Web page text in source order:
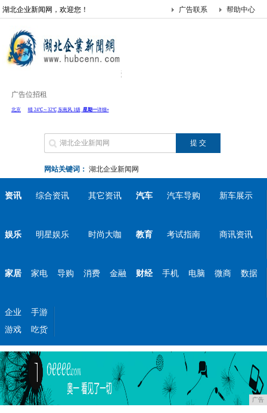
湖北企业新闻网，欢迎您！ 帮助中心
广告联系
广告位招租
网站关键词： 湖北企业新闻网
资讯 综合资讯 其它资讯 汽车 汽车导购 新车展示
娱乐 明星娱乐 时尚大咖 教育 考试指南 商讯资讯
家居 家电 导购 消费 金融 财经 手机 电脑 微商 数据
企业
手游
游戏
吃货
广告